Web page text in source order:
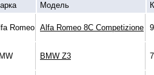
Модель
Romeo Alfa Romeo 8C Competizione
BMW Z3